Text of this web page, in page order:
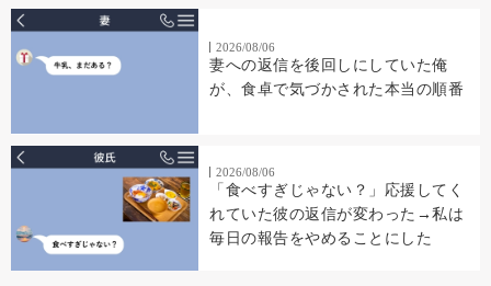
2026/08/06
妻への返信を後回しにしていた俺
が、食卓で気づかされた本当の順番
2026/08/06
「食べすぎじゃない？」応援してく
れていた彼の返信が変わった→私は
毎日の報告をやめることにした